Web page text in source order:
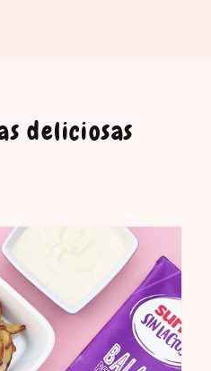
deliciosas